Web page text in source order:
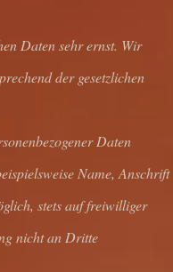
Daten sehr ernst. Wir
der gesetzlichen
Daten
Name, Anschrift
stets auf freiwilliger
nicht an Dritte